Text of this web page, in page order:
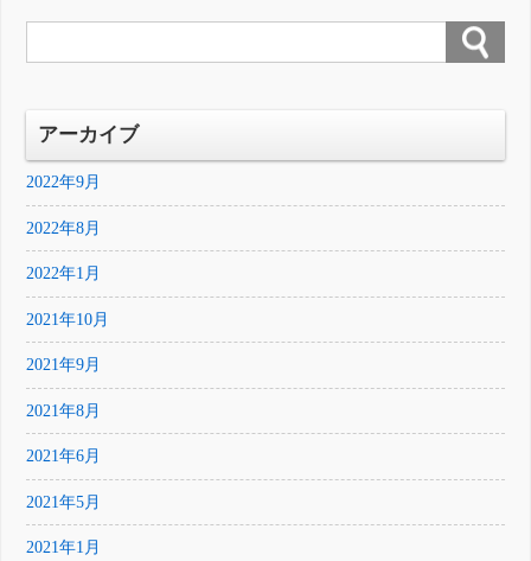
アーカイブ
2022年9月
2022年8月
2022年1月
2021年10月
2021年9月
2021年8月
2021年6月
2021年5月
2021年1月